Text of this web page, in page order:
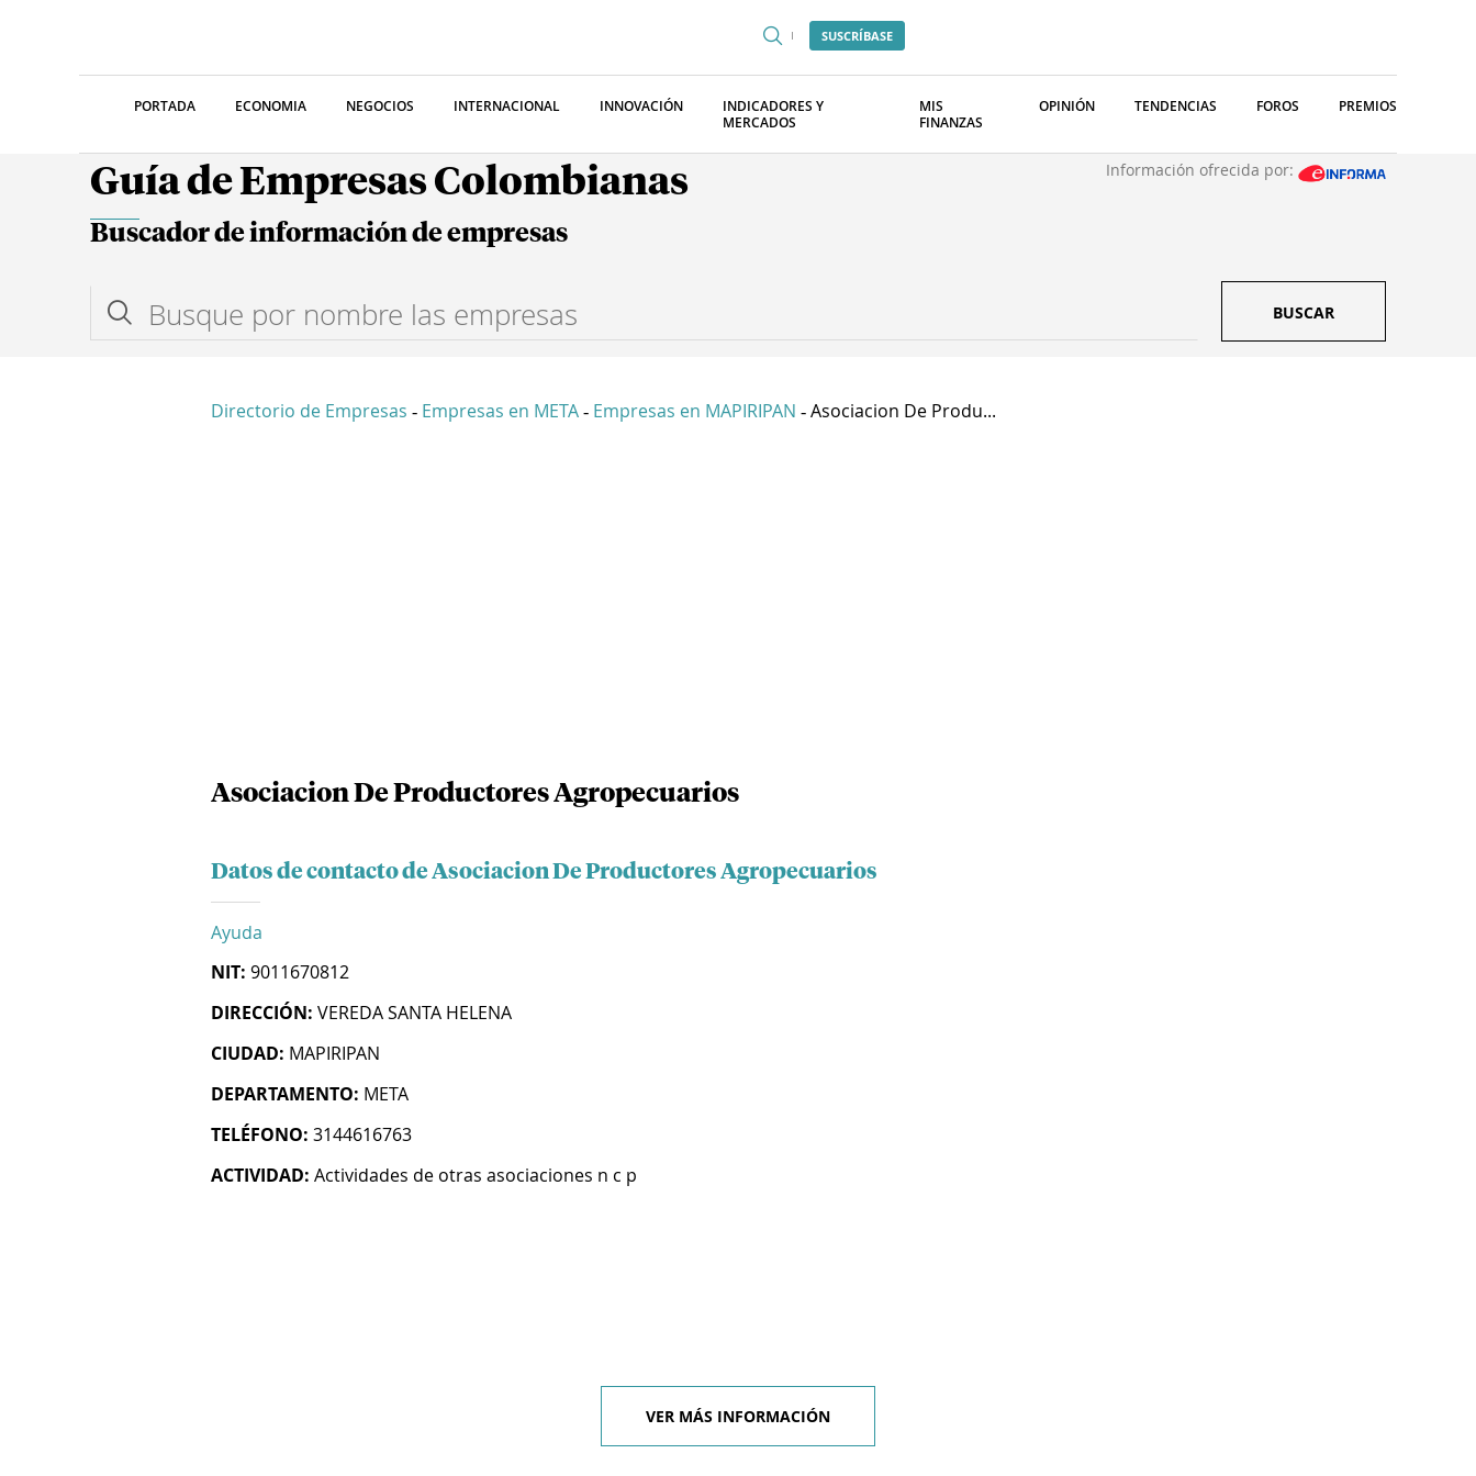
SUSCRÍBASE
PORTADA ECONOMIA NEGOCIOS INTERNACIONAL INNOVACIÓN
INDICADORES Y
MERCADOS
MIS
FINANZAS
OPINIÓN TENDENCIAS FOROS PREMIOS
Guía de Empresas Colombianas Información ofrecida por:
Buscador de información de empresas
BUSCAR
Directorio de Empresas - Empresas en META - Empresas en MAPIRIPAN - Asociacion De Produ...
Asociacion De Productores Agropecuarios
Datos de contacto de Asociacion De Productores Agropecuarios
Ayuda
NIT: 9011670812
DIRECCIÓN: VEREDA SANTA HELENA
CIUDAD: MAPIRIPAN
DEPARTAMENTO: META
TELÉFONO: 3144616763
ACTIVIDAD: Actividades de otras asociaciones n c p
VER MÁS INFORMACIÓN